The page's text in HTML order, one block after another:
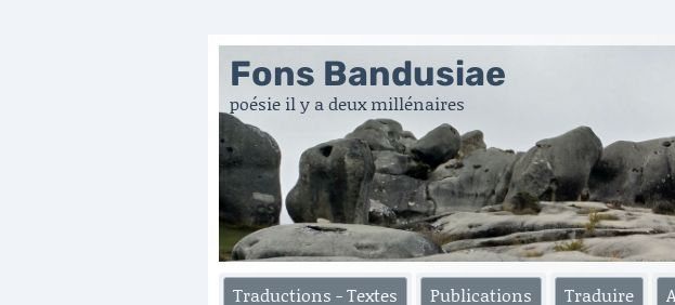
Fons Bandusiae
poésie il y a deux millénaires
Traductions - Textes Publications Traduire